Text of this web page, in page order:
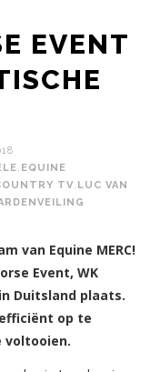
EVENT
, EQUINE
TV, LUC VAN
van Equine MERC!
Event, WK
Duitsland plaats.
op te
voltooien.